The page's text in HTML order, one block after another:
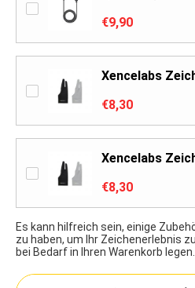
€9,90
Xencelabs
€8,30
Xencelabs
€8,30
Es kann hilfreich sein, einige
zu haben, um Ihr Zeichenerlebnis
bei Bedarf in Ihren Warenkorb legen.